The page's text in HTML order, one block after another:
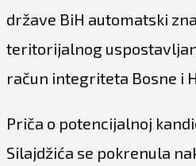
države BiH automatski
teritorijalnog
račun integriteta Bosne i
Priča o potencijalnoj
Silajdžića se pokrenula